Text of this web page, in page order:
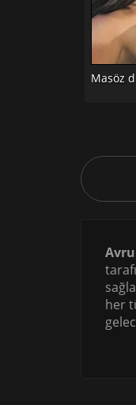
Masöz
her